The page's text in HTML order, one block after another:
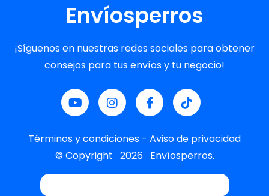
Envíosperros
¡Síguenos en nuestras redes sociales para obtener
consejos para tus envíos y tu negocio!
Términos y condiciones - Aviso de privacidad
© Copyright 2026 Envíosperros.